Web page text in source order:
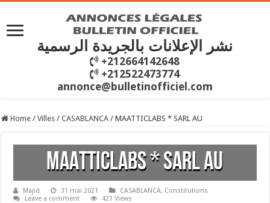
نشر الإعلانات بالجريدة الرسمية
+212664142648
+212522473774
annonce@bulletinofficiel.com
Home / Villes / CASABLANCA / MAATTICLABS * SARL AU
MAATTICLABS * SARL AU
Majid 31 mai 2021 CASABLANCA, Constitutions
Leave a comment
421 Views